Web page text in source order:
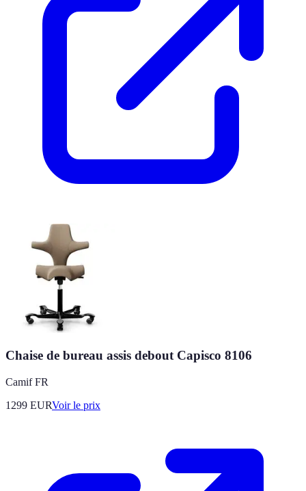
Chaise de bureau assis debout Capisco 8106
Camif FR
1299 EURVoir le prix